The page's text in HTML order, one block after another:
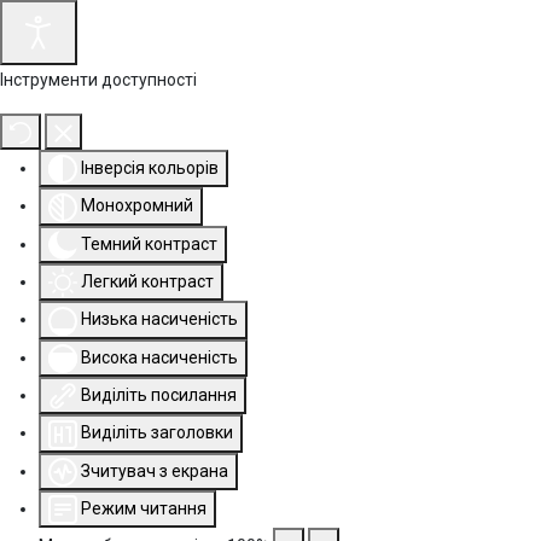
Інструменти доступності
Інверсія кольорів
Монохромний
Темний контраст
Легкий контраст
Низька насиченість
Висока насиченість
Виділіть посилання
Виділіть заголовки
Зчитувач з екрана
Режим читання